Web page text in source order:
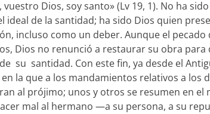
vuestro Dios, soy santo» (Lv 19, 1). No ha
de la santidad; ha sido Dios quien
incluso como un deber. Aunque el
Dios no renunció a restaurar su obra para
su santidad. Con este fin, ya desde el
la que a los mandamientos relativos a los
al prójimo; unos y otros se resumen en el
mal al hermano —a su persona, a su